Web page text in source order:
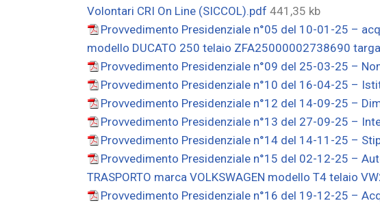
Volontari CRI On Line (SICCOL).pdf 441,35 kb
Provvedimento Presidenziale n°05 del 10-01-25 –
modello DUCATO 250 telaio ZFA25000002738690
Provvedimento Presidenziale n°09 del 25-03-25 –
Provvedimento Presidenziale n°10 del 16-04-25 –
Provvedimento Presidenziale n°12 del 14-09-25 –
Provvedimento Presidenziale n°13 del 27-09-25 –
Provvedimento Presidenziale n°14 del 14-11-25 –
Provvedimento Presidenziale n°15 del 02-12-25 –
TRASPORTO marca VOLKSWAGEN modello T4 telaio
Provvedimento Presidenziale n°16 del 19-12-25 –